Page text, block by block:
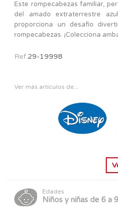
TODOS LOS JUGUETES
PERSONAJES
Este rompecabezas familiar,
del amado extraterrestre
proporciona un desafío
rompecabezas. ¡Colecciona
Ref.29-19998
Ver más artículos de...
Edades
Niños y niñas de 6 a